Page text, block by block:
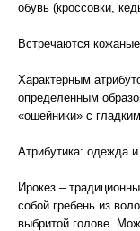
обувь (кроссовки,
Встречаются
Характерным
определенным
«ошейники» с
Атрибутика: одежда и
Ирокез –
собой гребень из
выбритой голове.